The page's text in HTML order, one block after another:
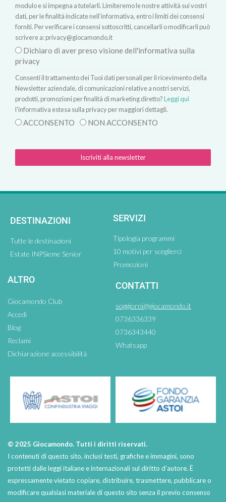
modulo e si impegna a tutelarli. Limiteremo le nostre attività sui vostri
dati, per le finalità indicate nell’informativa, entro i limiti dei consensi
forniti. Per verificare i consensi sottoscritti, cancellarli o modificarli può
scrivere a:privacy@giocamondo.it
Dichiaro di aver preso visione dell'informativa sulla
privacy
Consenti il trattamento dei Tuoi dati personali per il ricevimento della
Newsletter aziendale, di comunicazioni relative a nostri servizi,
prodotti, promozioni per finalità di marketing diretto?Leggi qui
l'informativa estesa sulla privacy per maggiori dettagli.
ACCONSENTO NON ACCONSENTO
Iscriviti alla newsletter
DESTINAZIONI
Tutte le destinazioni
Estate INPSieme Senior
SERVIZI
Tipologia programmi
10 motivi per sceglierci
Promozioni
ALTRO
Giocamondo Club
Accedi
Blog
Reclami
Dichiarazione accessibilità
CONTATTI
soggiorni@giocamondo.it
0736336339
0736343440
Whatsapp
© 2025 Giocamondo. Tutti i diritti riservati.
I contenuti di questo sito, inclusi testi, grafiche e immagini, sono
protetti dalle leggi italiane e internazionali sul diritto d’autore. È
espressamente vietato copiare, distribuire, trasmettere, pubblicare o
modificare qualsiasi materiale di questo sito senza il previo consenso